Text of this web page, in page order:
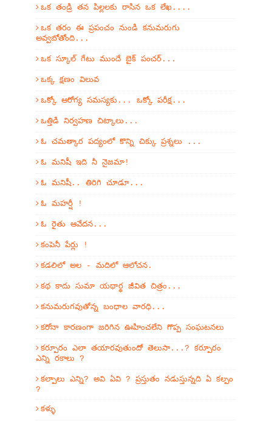
ఒక తండ్రి తన పిల్లలకు రాసిన ఒక లేఖ....
ఒక తరం ఈ ప్రపంచం నుండి కనుమరుగు
అవ్వబోతోంది...
ఒక స్కూల్ గేటు ముందే బైక్ పంచర్...
ఒక్క క్షణం విలువ
ఒక్కో ఆరోగ్య సమస్యకు... ఒక్కో పరీక్ష...
ఒత్తిడి నిర్వహణ చిట్కాలు...
ఓ చమత్కార పద్యంలో కొన్ని చిక్కు ప్రశ్నలు ...
ఓ మనిషీ ఇది నీ నైజమా!
ఓ మనిషీ.. తిరిగి చూడూ...
ఓ మహర్షీ !
ఓ రైతు ఆవేదన...
కంపెనీ పేర్లు !
కడలిలో అల - మదిలో ఆలోచన.
కథ కాదు సుమా యథార్థ జీవిత చిత్రం...
కనుమరుగవుతోన్న బంధాల వారధి...
కరోనా కారణంగా జరిగిన ఊహించలేని గొప్ప సంఘటనలు
కర్పూరం ఎలా తయారవుతుందో తెలుసా...? కర్పూరం
ఎన్ని రకాలు ?
కల్పాలు ఎన్ని? అవి ఏవి ? ప్రస్తుతం నడుస్తున్నది ఏ కల్పం
?
కళ్ళు